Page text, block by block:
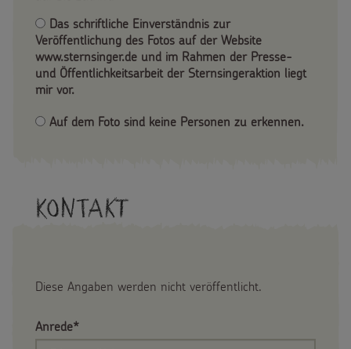
Veröffentlichung des Fotos auf der Website
www.sternsinger.de und im Rahmen der Presse-
und Öffentlichkeitsarbeit der Sternsingeraktion liegt
mir vor.
Auf dem Foto sind keine Personen zu erkennen.
Kontakt
Diese Angaben werden nicht veröffentlicht.
Anrede*